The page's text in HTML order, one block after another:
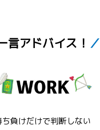
言アドバイス！ ／
ち負けだけで判断しない